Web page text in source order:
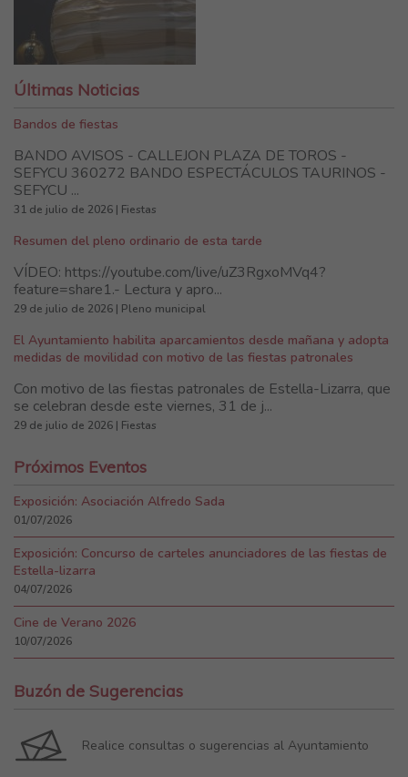
Últimas Noticias
Bandos de fiestas
BANDO AVISOS - CALLEJON PLAZA DE TOROS -
SEFYCU 360272 BANDO ESPECTÁCULOS TAURINOS -
SEFYCU ...
31 de julio de 2026 | Fiestas
Resumen del pleno ordinario de esta tarde
VÍDEO: https://youtube.com/live/uZ3RgxoMVq4?
feature=share1.- Lectura y apro...
29 de julio de 2026 | Pleno municipal
El Ayuntamiento habilita aparcamientos desde mañana y adopta
medidas de movilidad con motivo de las fiestas patronales
Con motivo de las fiestas patronales de Estella-Lizarra, que
se celebran desde este viernes, 31 de j...
29 de julio de 2026 | Fiestas
Próximos Eventos
Exposición: Asociación Alfredo Sada
01/07/2026
Exposición: Concurso de carteles anunciadores de las fiestas de
Estella-lizarra
04/07/2026
Cine de Verano 2026
10/07/2026
Buzón de Sugerencias
Realice consultas o sugerencias al Ayuntamiento